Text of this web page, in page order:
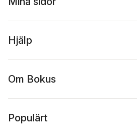
Hjälp
Om Bokus
Populärt